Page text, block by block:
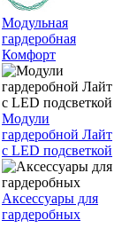
Модульная
гардеробная
Комфорт
Модули
гардеробной Лайт
с LED подсветкой
Аксессуары для
гардеробных